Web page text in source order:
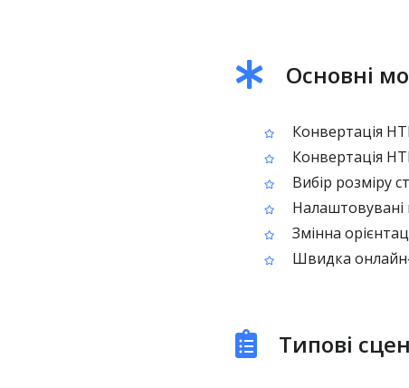
Основні
Конвертація
Конвертація
Вибір розміру
Налаштовувані
Змінна
Швидка
Типові